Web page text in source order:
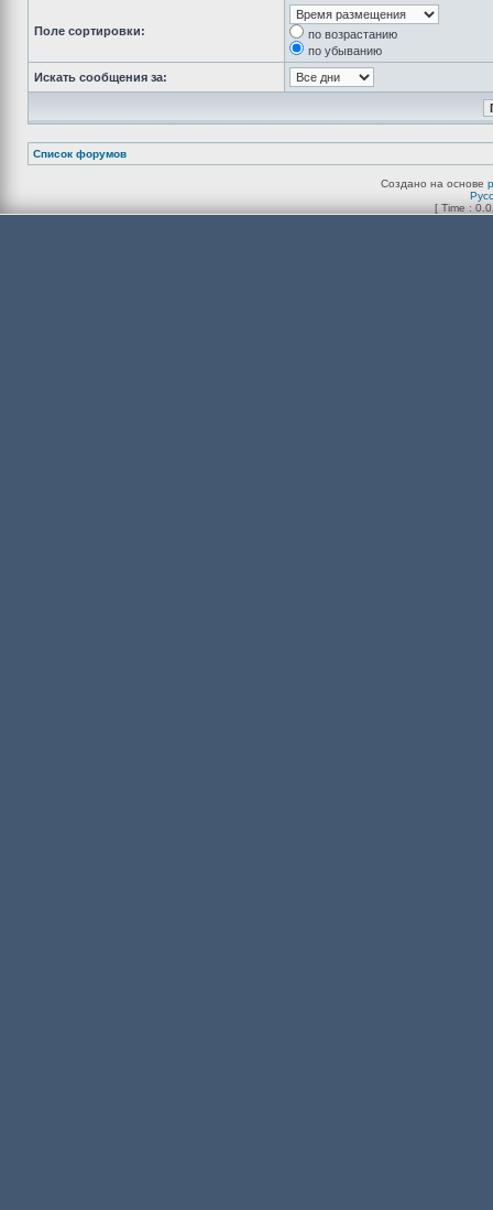
Поле сортировки:
по возрастанию
по убыванию
Искать сообщения за:
Список форумов
Создано на основе
[ Time :